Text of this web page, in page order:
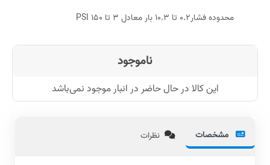
محدوده فشار۰.۲ تا ۱۰.۳ بار معادل ۳ تا ۱۵۰ PSI
ناموجود
این کالا در حال حاضر در انبار موجود نمی‌باشد
مشخصات نظرات